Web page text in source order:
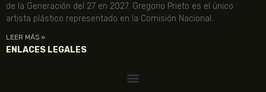
de la Generación del 27 en 2027. Gregorio Prieto es el único
artista plástico representado en la Comisión Nacional.
LEER MÁS »
ENLACES LEGALES